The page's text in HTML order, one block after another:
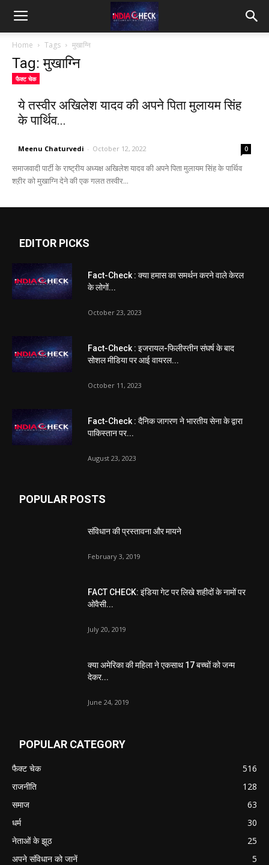
IndiaCheck
Home Tags मुखाग्नि
Tag: मुखाग्नि
फैक्ट चेक
ये तस्वीर अखिलेश यादव की अपने पिता मुलायम सिंह
के पार्थिव...
Meenu Chaturvedi - October 12, 2022 0
समाजवादी पार्टी के राष्ट्रीय अध्यक्ष अखिलेश यादव की अपने पिता मुलायम सिंह के पार्थिव
शऱीर को मुखाग्नि देने की एक गलत तस्वीर...
EDITOR PICKS
Fact-Check : क्या हमास का समर्थन करने वाले केरल
के लोगों...
October 23, 2023
Fact-Check : इजरायल-फिलीस्तीन संघर्ष के बाद
सोशल मीडिया पर आई वायरल...
October 11, 2023
Fact-Check : दैनिक जागरण ने भारतीय सेना के द्वारा
पाकिस्तान पर...
August 23, 2023
POPULAR POSTS
संविधान की प्रस्तावना और मायने
February 3, 2019
FACT CHECK: इंडिया गेट पर लिखे शहीदों के नामों पर
ओवैसी...
July 20, 2019
क्या अमेरिका की महिला ने एकसाथ 17 बच्चों को जन्म
देकर...
June 24, 2019
POPULAR CATEGORY
फैक्ट चेक
516
राजनीति
128
समाज
63
धर्म
30
नेताओं के झूठ
25
अपने संविधान को जानें
5